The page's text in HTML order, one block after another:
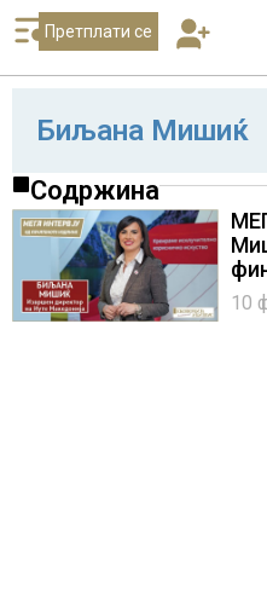
Претплати се
Биљана Мишиќ
Содржина
10